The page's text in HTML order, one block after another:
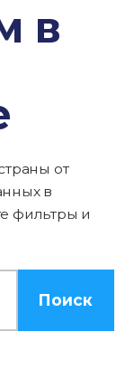
в
от
в
фильтры и
Поиск